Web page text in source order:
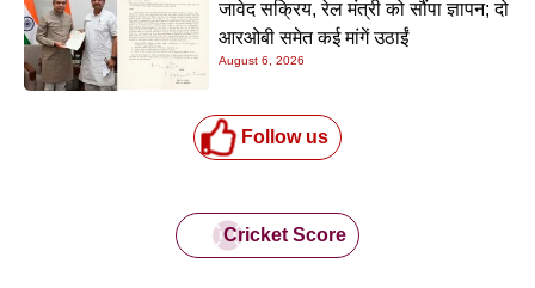
जावेद सक्रिय, रेल मंत्री को सौंपा ज्ञापन; दो
आरओबी समेत कई मांगें उठाईं
August 6, 2026
Follow us
Cricket Score